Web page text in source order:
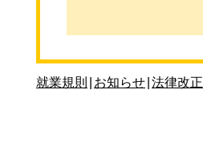
就業規則 お知らせ 法律改正